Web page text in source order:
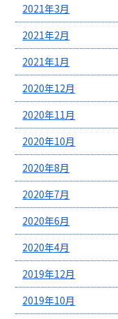
2021年3月
2021年2月
2021年1月
2020年12月
2020年11月
2020年10月
2020年8月
2020年7月
2020年6月
2020年4月
2019年12月
2019年10月